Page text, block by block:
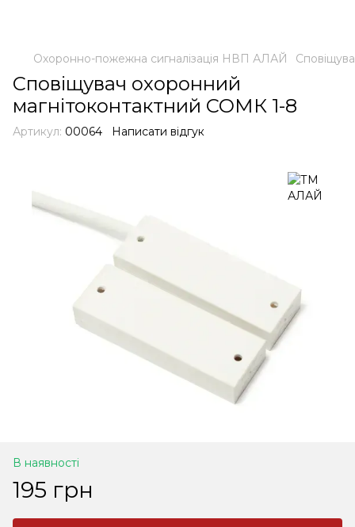
Охоронно-пожежна сигналізація НВП АЛАЙ
Сповіщувач охоронний
магнітоконтактний СОМК 1-8
Артикул: 00064 Написати відгук
В наявності
195 грн